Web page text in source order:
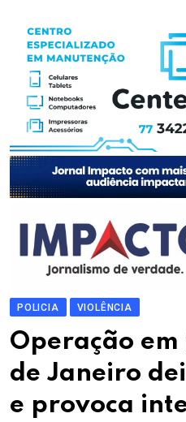
POLICIA VIOLÊNCIA
Operação
de Janeiro
e provoca